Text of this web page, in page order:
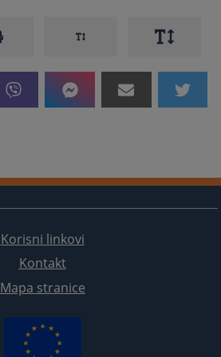
Korisni linkovi
Kontakt
Mapa stranice